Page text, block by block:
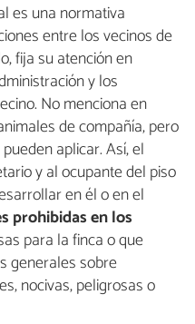
es una normativa
entre los vecinos de
fija su atención en
y los
No menciona en
de compañía, pero
aplicar. Así, el
y al ocupante del piso
en él o en el
prohibidas en los
para la finca o que
generales sobre
nocivas, peligrosas o